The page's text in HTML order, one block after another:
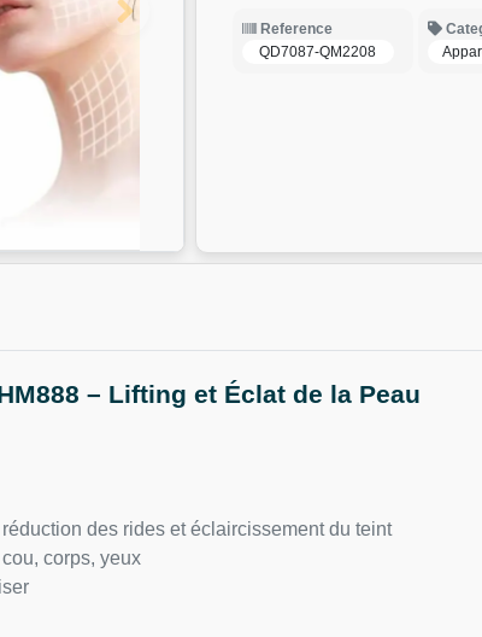
Reference
QD7087-QM2208
– Lifting et Éclat de la Peau
des rides et éclaircissement du teint
corps, yeux